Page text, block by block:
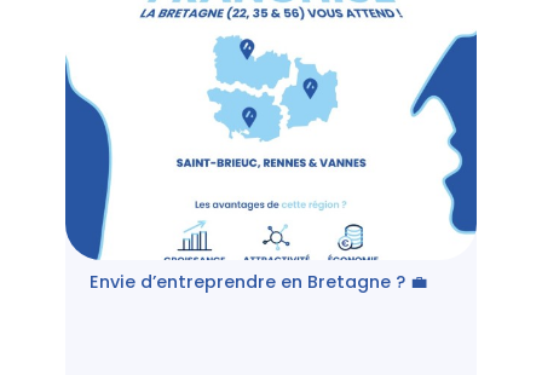
Envie d’entreprendre en Bretagne ? 💼